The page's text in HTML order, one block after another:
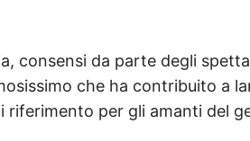
consensi da parte degli
che ha contribuito a
riferimento per gli amanti del